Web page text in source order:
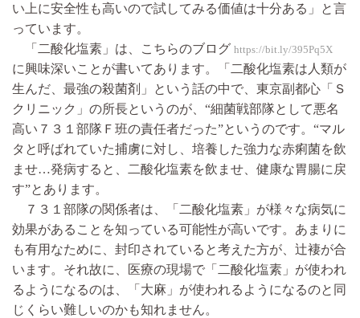
い上に安全性も高いので試してみる価値は十分ある」と言
っています。
「二酸化塩素」は、こちらのブログ https://bit.ly/395Pq5X
に興味深いことが書いてあります。「二酸化塩素は人類が
生んだ、最強の殺菌剤」という話の中で、東京副都心「Ｓ
クリニック」の所長というのが、“細菌戦部隊として悪名
高い７３１部隊Ｆ班の責任者だった”というのです。“マル
タと呼ばれていた捕虜に対し、培養した強力な赤痢菌を飲
ませ…発病すると、二酸化塩素を飲ませ、健康な胃腸に戻
す”とあります。
７３１部隊の関係者は、「二酸化塩素」が様々な病気に
効果があることを知っている可能性が高いです。あまりに
も有用なために、封印されていると考えた方が、辻褄が合
います。それ故に、医療の現場で「二酸化塩素」が使われ
るようになるのは、「大麻」が使われるようになるのと同
じくらい難しいのかも知れません。